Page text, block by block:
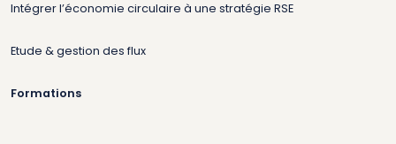
Intégrer l’économie circulaire à une stratégie RSE
Etude & gestion des flux
Formations